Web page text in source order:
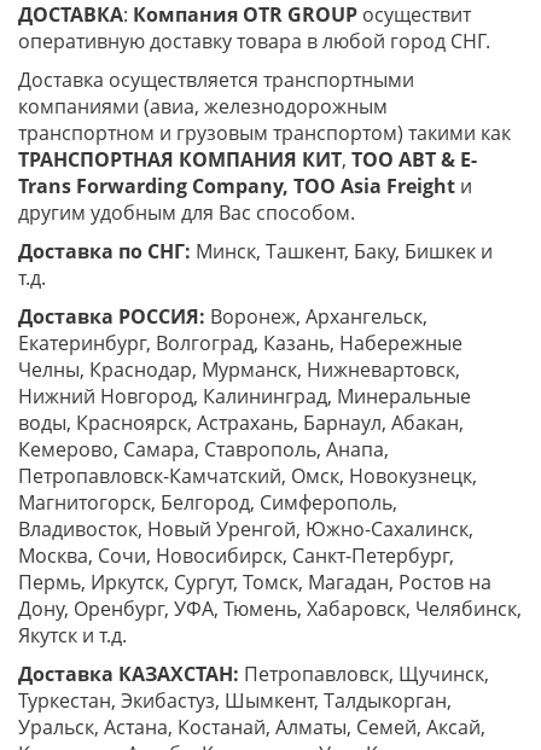
ДОСТАВКА: Компания OTR GROUP осуществит
оперативную доставку товара в любой город СНГ.
Доставка осуществляется транспортными
компаниями (авиа, железнодорожным
транспортном и грузовым транспортом) такими как
ТРАНСПОРТНАЯ КОМПАНИЯ КИТ, ТОО ABT & E-
Trans Forwarding Company, ТОО Asia Freight и
другим удобным для Вас способом.
Доставка по СНГ: Минск, Ташкент, Баку, Бишкек и
т.д.
Доставка РОССИЯ: Воронеж, Архангельск,
Екатеринбург, Волгоград, Казань, Набережные
Челны, Краснодар, Мурманск, Нижневартовск,
Нижний Новгород, Калининград, Минеральные
воды, Красноярск, Астрахань, Барнаул, Абакан,
Кемерово, Самара, Ставрополь, Анапа,
Петропавловск-Камчатский, Омск, Новокузнецк,
Магнитогорск, Белгород, Симферополь,
Владивосток, Новый Уренгой, Южно-Сахалинск,
Москва, Сочи, Новосибирск, Санкт-Петербург,
Пермь, Иркутск, Сургут, Томск, Магадан, Ростов на
Дону, Оренбург, УФА, Тюмень, Хабаровск, Челябинск,
Якутск и т.д.
Доставка КАЗАХСТАН: Петропавловск, Щучинск,
Туркестан, Экибастуз, Шымкент, Талдыкорган,
Уральск, Астана, Костанай, Алматы, Семей, Аксай,